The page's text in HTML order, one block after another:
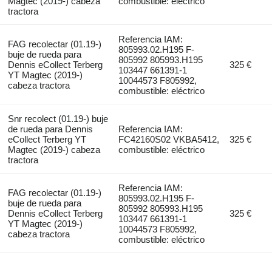
tractora
FAG recolectar (01.19-)
buje de rueda para
Dennis eCollect Terberg
YT Magtec (2019-)
cabeza tractora
Referencia IAM:
805993.02.H195 F-
805992 805993.H195
103447 661391-1
10044573 F805992,
combustible: eléctrico
325 €
Snr recolect (01.19-) buje
de rueda para Dennis
eCollect Terberg YT
Magtec (2019-) cabeza
tractora
Referencia IAM:
FC42160S02 VKBA5412,
combustible: eléctrico
325 €
FAG recolectar (01.19-)
buje de rueda para
Dennis eCollect Terberg
YT Magtec (2019-)
cabeza tractora
Referencia IAM:
805993.02.H195 F-
805992 805993.H195
103447 661391-1
10044573 F805992,
combustible: eléctrico
325 €